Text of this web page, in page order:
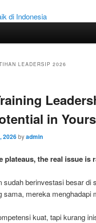
LEADERSIP 2026
in
2026byadmin
plateaus, the real issue
sudah berinvestasi besar di
sama, mereka menghadapi
kuat, tapi kurang